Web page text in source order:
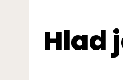
Hlad